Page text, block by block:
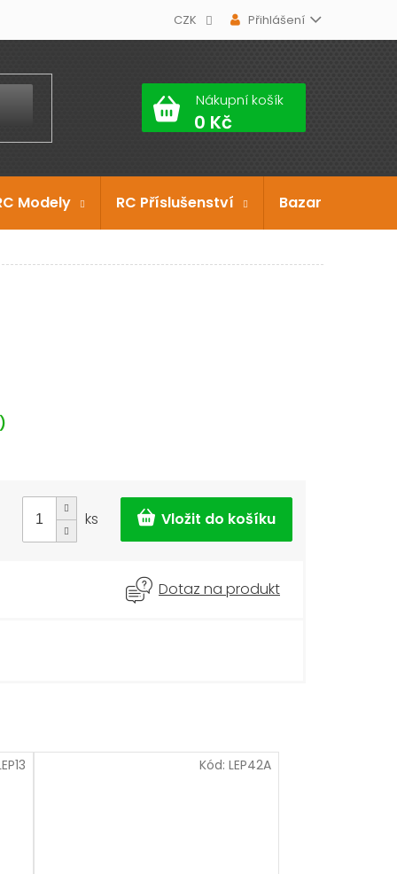
CZK Přihlášení
Nákupní košík
Modely RC Příslušenství Bazar
ks
Dotaz na produkt
Kód: LEP42A